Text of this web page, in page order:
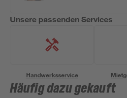
Unsere passenden Services
Handwerksservice
Häufig dazu gekauft